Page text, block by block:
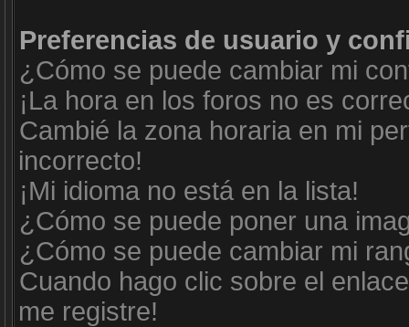
Preferencias de usuario y
¿Cómo se puede cambiar mi
¡La hora en los foros no es
Cambié la zona horaria en mi
incorrecto!
¡Mi idioma no está en la lista!
¿Cómo se puede poner una
¿Cómo se puede cambiar mi
Cuando hago clic sobre el
me registre!